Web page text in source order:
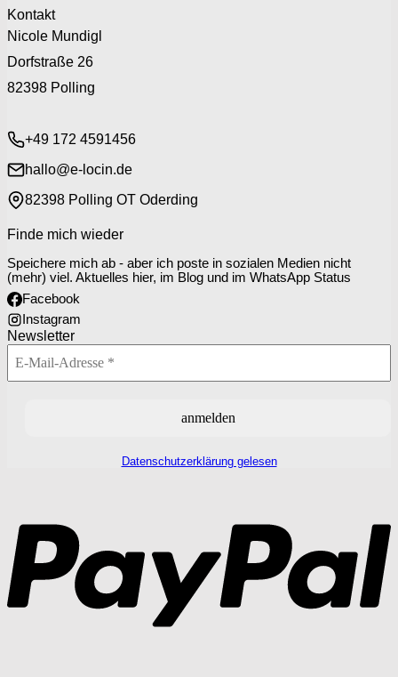
Kontakt
Nicole Mundigl
Dorfstraße 26
82398 Polling
+49 172 4591456
hallo@e-locin.de
82398 Polling OT Oderding
Finde mich wieder
Speichere mich ab - aber ich poste in sozialen Medien nicht
(mehr) viel. Aktuelles hier, im Blog und im WhatsApp Status
Facebook
Instagram
Newsletter
Datenschutzerklärung gelesen